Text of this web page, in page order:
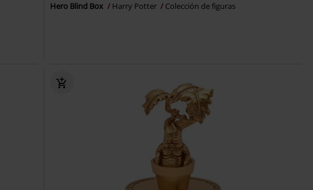
Hero Blind Box Harry Potter Colección de figuras